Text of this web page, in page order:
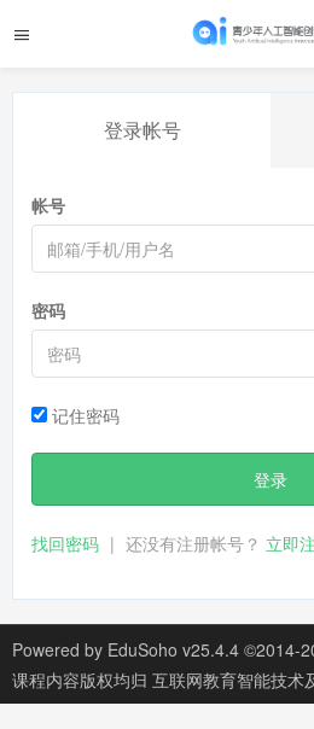
登录帐号
帐号
密码
记住密码
登录
找回密码 | 还没有注册帐号？ 立即
Powered by EduSoho v25.4.4 ©2014-
课程内容版权均归 互联网教育智能技术